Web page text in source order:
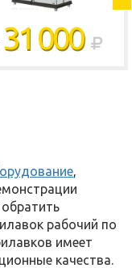
31 000
,
рабочий по
имеет
качества.